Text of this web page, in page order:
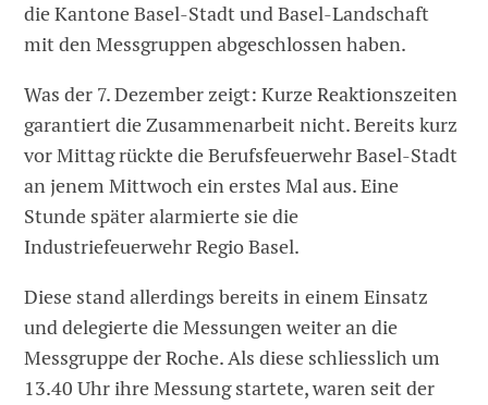
die Kantone Basel-Stadt und Basel-Landschaft
mit den Messgruppen abgeschlossen haben.
Was der 7. Dezember zeigt: Kurze Reaktionszeiten
garantiert die Zusammenarbeit nicht. Bereits kurz
vor Mittag rückte die Berufsfeuerwehr Basel-Stadt
an jenem Mittwoch ein erstes Mal aus. Eine
Stunde später alarmierte sie die
Industriefeuerwehr Regio Basel.
Diese stand allerdings bereits in einem Einsatz
und delegierte die Messungen weiter an die
Messgruppe der Roche. Als diese schliesslich um
13.40 Uhr ihre Messung startete, waren seit der